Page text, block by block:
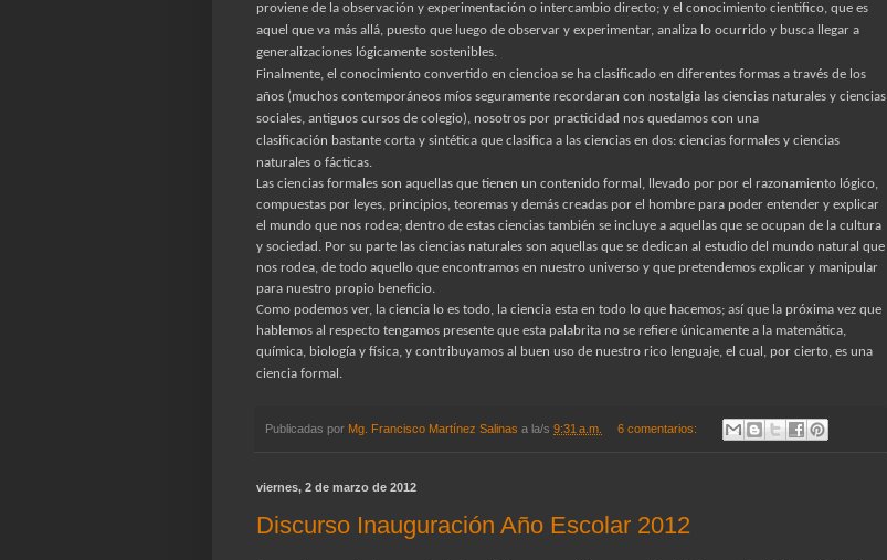
proviene de la observación y experimentación o intercambio directo; y el conocimiento cientifico, que es
aquel que va más allá, puesto que luego de observar y experimentar, analiza lo ocurrido y busca llegar a
generalizaciones lógicamente sostenibles.
Finalmente, el conocimiento convertido en ciencioa se ha clasificado en diferentes formas a través de los
años (muchos contemporáneos míos seguramente recordaran con nostalgia las ciencias naturales y ciencias
sociales, antiguos cursos de colegio), nosotros por practicidad nos quedamos con una
clasificación bastante corta y sintética que clasifica a las ciencias en dos: ciencias formales y ciencias
naturales o fácticas.
Las ciencias formales son aquellas que tienen un contenido formal, llevado por por el razonamiento lógico,
compuestas por leyes, principios, teoremas y demás creadas por el hombre para poder entender y explicar
el mundo que nos rodea; dentro de estas ciencias también se incluye a aquellas que se ocupan de la cultura
y sociedad. Por su parte las ciencias naturales son aquellas que se dedican al estudio del mundo natural que
nos rodea, de todo aquello que encontramos en nuestro universo y que pretendemos explicar y manipular
para nuestro propio beneficio.
Como podemos ver, la ciencia lo es todo, la ciencia esta en todo lo que hacemos; así que la próxima vez que
hablemos al respecto tengamos presente que esta palabrita no se refiere únicamente a la matemática,
química, biología y física, y contribuyamos al buen uso de nuestro rico lenguaje, el cual, por cierto, es una
ciencia formal.
Publicadas por Mg. Francisco Martínez Salinas a la/s 9:31 a.m. 6 comentarios:
viernes, 2 de marzo de 2012
Discurso Inauguración Año Escolar 2012